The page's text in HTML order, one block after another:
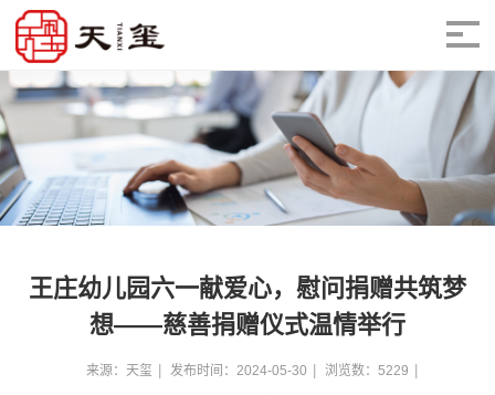
王庄幼儿园六一献爱心，慰问捐赠共筑梦
想——慈善捐赠仪式温情举行
来源：天玺 发布时间：2024-05-30 浏览数：5229